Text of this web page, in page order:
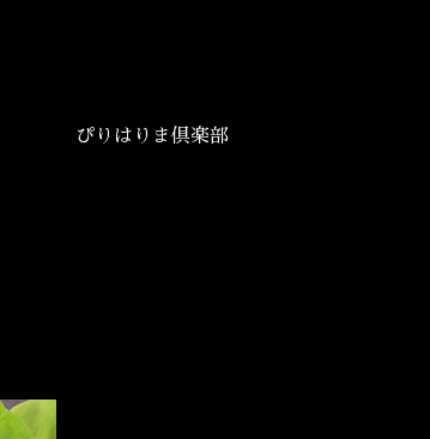
ぴりはりま倶楽部